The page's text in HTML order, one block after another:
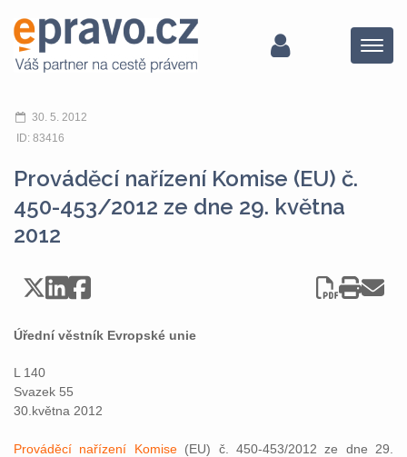
Menu
30. 5. 2012
ID: 83416
Prováděcí nařízení Komise (EU) č.
450-453/2012 ze dne 29. května
2012
Úřední věstník Evropské unie
L 140
Svazek 55
30.května 2012
Prováděcí nařízení Komise (EU) č. 450-453/2012 ze dne 29.